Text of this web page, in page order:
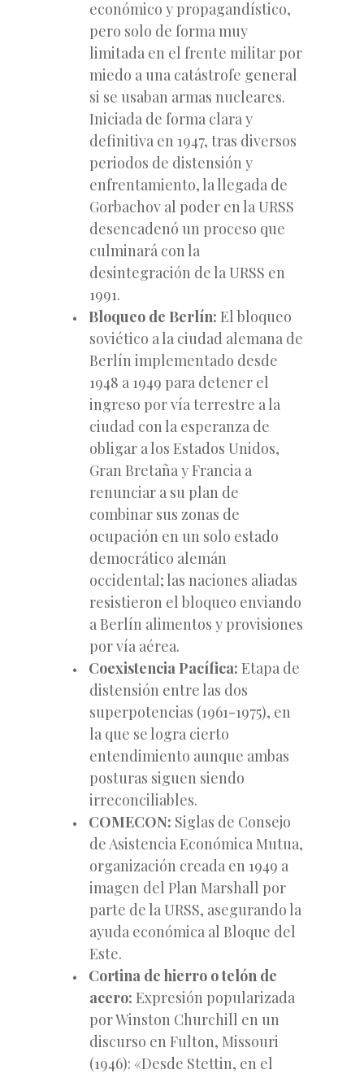
económico y propagandístico,
pero solo de forma muy
limitada en el frente militar por
miedo a una catástrofe general
si se usaban armas nucleares.
Iniciada de forma clara y
definitiva en 1947, tras diversos
periodos de distensión y
enfrentamiento, la llegada de
Gorbachov al poder en la URSS
desencadenó un proceso que
culminará con la
desintegración de la URSS en
1991.
Bloqueo de Berlín: El bloqueo
soviético a la ciudad alemana de
Berlín implementado desde
1948 a 1949 para detener el
ingreso por vía terrestre a la
ciudad con la esperanza de
obligar a los Estados Unidos,
Gran Bretaña y Francia a
renunciar a su plan de
combinar sus zonas de
ocupación en un solo estado
democrático alemán
occidental; las naciones aliadas
resistieron el bloqueo enviando
a Berlín alimentos y provisiones
por vía aérea.
Coexistencia Pacífica: Etapa de
distensión entre las dos
superpotencias (1961-1975), en
la que se logra cierto
entendimiento aunque ambas
posturas siguen siendo
irreconciliables.
COMECON: Siglas de Consejo
de Asistencia Económica Mutua,
organización creada en 1949 a
imagen del Plan Marshall por
parte de la URSS, asegurando la
ayuda económica al Bloque del
Este.
Cortina de hierro o telón de
acero: Expresión popularizada
por Winston Churchill en un
discurso en Fulton, Missouri
(1946): «Desde Stettin, en el